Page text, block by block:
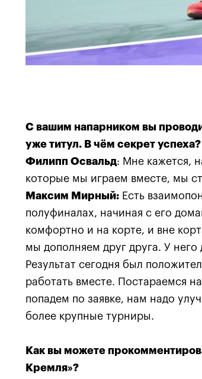
Официальная авиакомпания
С вашим напарником вы
уже титул. В чём секрет успеха?
Филипп Освальд: Мне кажется,
которые мы играем вместе, мы
Максим Мирный: Есть
полуфиналах, начиная с его
комфортно и на корте, и вне
мы дополняем друг друга. У него
Результат сегодня был
работать вместе. Постараемся
попадем по заявке, нам надо
более крупные турниры.
Как вы можете
Кремля»?
Общие вопросы